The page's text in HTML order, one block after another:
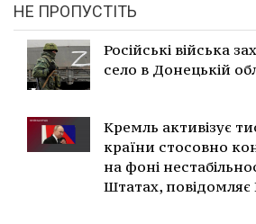
НЕ ПРОПУСТІТЬ
Російські війська
село в Донецькій
Кремль активізує
країни стосовно
на фоні
Штатах, повідомляє